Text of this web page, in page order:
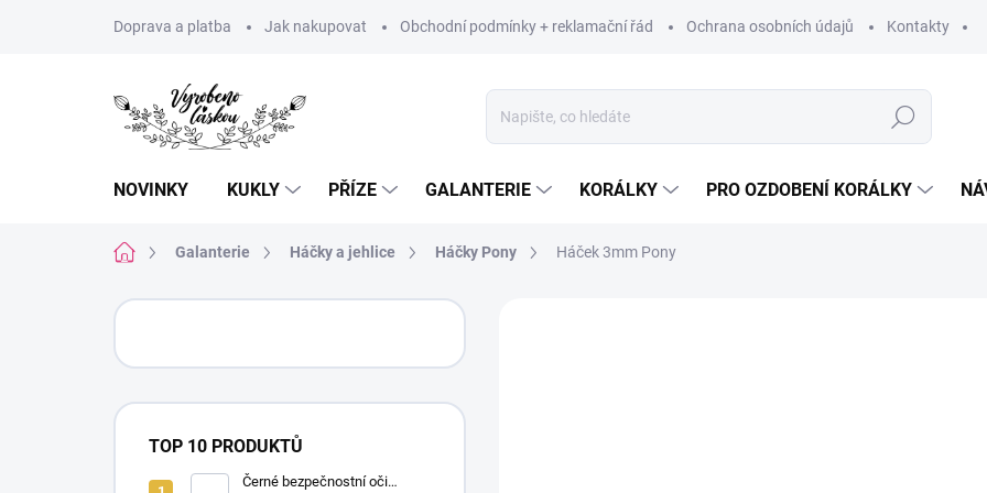
Doprava a platba Jak nakupovat Obchodní podmínky + reklamační řád Ochrana osobních údajů Kontakty
Hledat
NOVINKY KUKLY PŘÍZE GALANTERIE KORÁLKY PRO OZDOBENÍ KORÁLKY
Domů Galanterie Háčky a jehlice Háčky Pony Háček 3mm Pony
P
s
r
TOP 10 PRODUKTŮ
Černé bezpečnostní oči